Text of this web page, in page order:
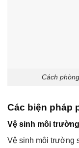
Cách
Các biện pháp
Vệ sinh môi
Vệ sinh môi trường